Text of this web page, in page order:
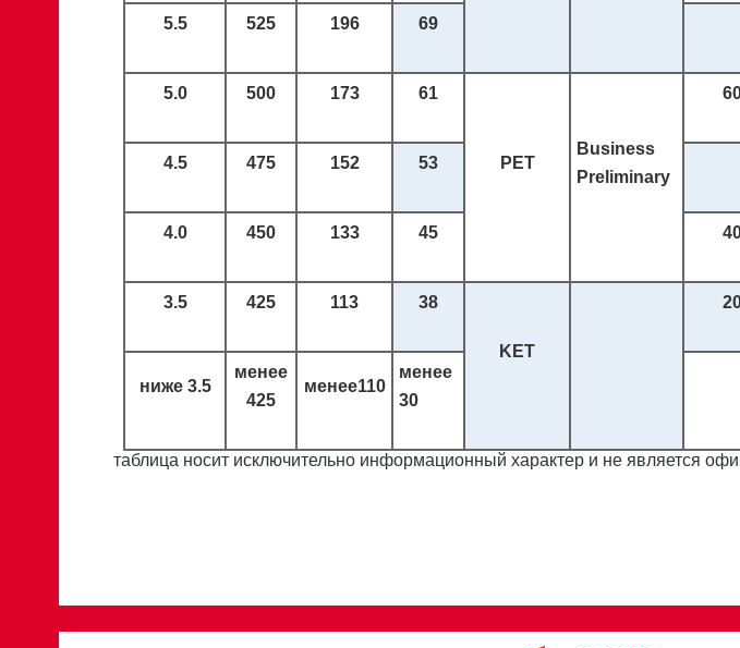
5.5 525 196 69
5.0 500 173 61
PET
Business
Preliminary
4.5 475 152 53
4.0 450 133 45
3.5 425 113 38
KET
ниже3.5
менее
425
менее110
менее
30
таблица носит исключительно информационный характер и не является